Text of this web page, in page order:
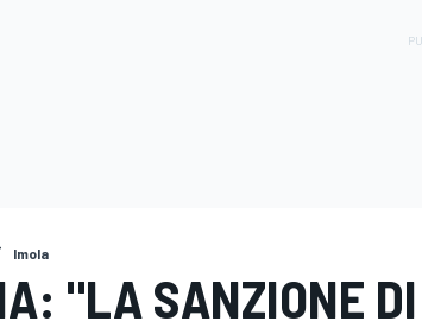
Imola
"LA SANZIONE